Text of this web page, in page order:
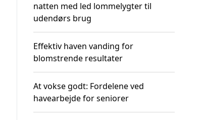
natten med led lommelygter til
udendørs brug
Effektiv haven vanding for
blomstrende resultater
At vokse godt: Fordelene ved
havearbejde for seniorer